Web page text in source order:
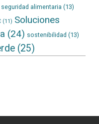
seguridad alimentaria (13)
(11) Soluciones
(24) sostenibilidad (13)
(25)